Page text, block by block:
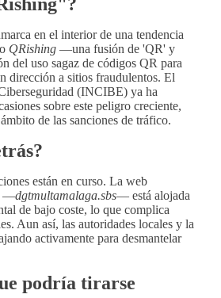
en el interior de una tendencia
QRishing —una fusión de 'QR' y
del uso sagaz de códigos QR para
dirección a sitios fraudulentos. El
(INCIBE) ya ha
sobre este peligro creciente,
de las sanciones de tráfico.
están en curso. La web
—dgtmultamalaga.sbs— está alojada
de bajo coste, lo que complica
Aun así, las autoridades locales y la
activamente para desmantelar
podría tirarse